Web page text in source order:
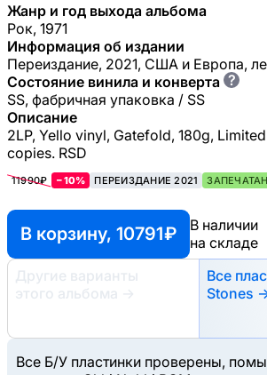
Жанр и год выхода альбома
Рок, 1971
Информация об издании
Переиздание, 2021, США и Европа,
Состояние винила и конверта ?
SS, фабричная упаковка / SS
Описание
2LP, Yello vinyl, Gatefold, 180g,
copies. RSD
11990₽ −10% ПЕРЕИЗДАНИЕ 2021 ЗАПЕЧАТАН
В корзину, 10791 ₽
В наличии
на складе
Другие варианты
этого альбома
→
Все
Stones
Все Б/У пластинки проверены,